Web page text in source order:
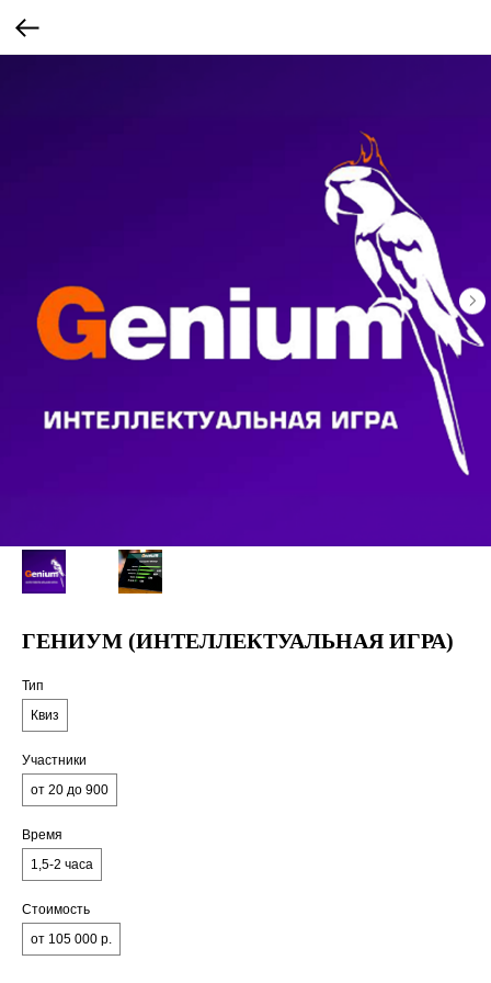
ГЕНИУМ (ИНТЕЛЛЕКТУАЛЬНАЯ ИГРА)
Тип
Квиз
Участники
от 20 до 900
Время
1,5-2 часа
Стоимость
от 105 000 р.